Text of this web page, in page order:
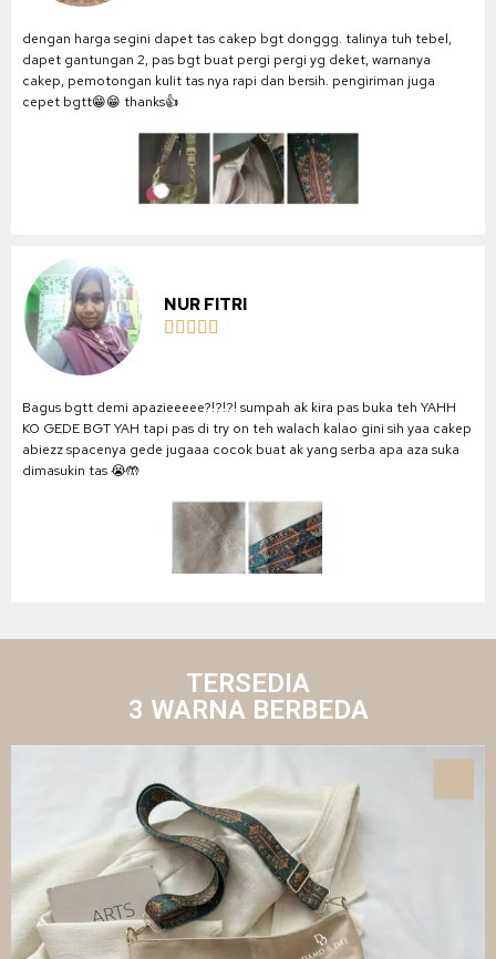
dengan harga segini dapet tas cakep bgt donggg. talinya tuh tebel,
dapet gantungan 2, pas bgt buat pergi pergi yg deket, warnanya
cakep, pemotongan kulit tas nya rapi dan bersih. pengiriman juga
cepet bgtt😁😁 thanks👍
NUR FITRI
    
Bagus bgtt demi apazieeeee?!?!?! sumpah ak kira pas buka teh YAHH
KO GEDE BGT YAH tapi pas di try on teh walach kalao gini sih yaa cakep
abiezz spacenya gede jugaaa cocok buat ak yang serba apa aza suka
dimasukin tas 😭🤲
TERSEDIA
3 WARNA BERBEDA